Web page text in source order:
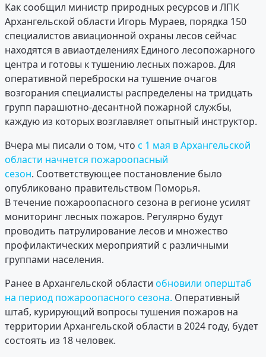
Как сообщил министр природных ресурсов и ЛПК
Архангельской области Игорь Мураев, порядка 150
специалистов авиационной охраны лесов сейчас
находятся в авиаотделениях Единого лесопожарного
центра и готовы к тушению лесных пожаров. Для
оперативной переброски на тушение очагов
возгорания специалисты распределены на тридцать
групп парашютно-десантной пожарной службы,
каждую из которых возглавляет опытный инструктор.
Вчера мы писали о том, что с 1 мая в Архангельской
области начнется пожароопасный
сезон. Соответствующее постановление было
опубликовано правительством Поморья.
В течение пожароопасного сезона в регионе усилят
мониторинг лесных пожаров. Регулярно будут
проводить патрулирование лесов и множество
профилактических мероприятий с различными
группами населения.
Ранее в Архангельской области обновили оперштаб
на период пожароопасного сезона. Оперативный
штаб, курирующий вопросы тушения пожаров на
территории Архангельской области в 2024 году, будет
состоять из 18 человек.